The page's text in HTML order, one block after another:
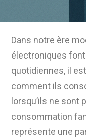
Dans notre ère
électroniques
quotidiennes, il
comment ils
lorsqu’ils ne sont
consommation
représente une